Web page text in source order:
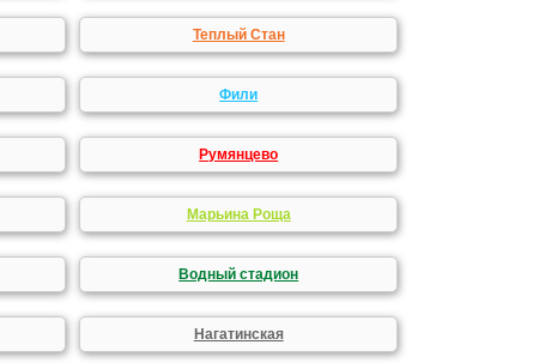
Теплый Стан
Фили
Румянцево
Марьина Роща
Водный стадион
Нагатинская